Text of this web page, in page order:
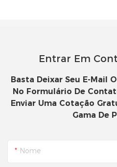
Entrar Em
Basta Deixar Seu E-Mail
No Formulário De
Enviar Uma Cotação
Gama De
Nome